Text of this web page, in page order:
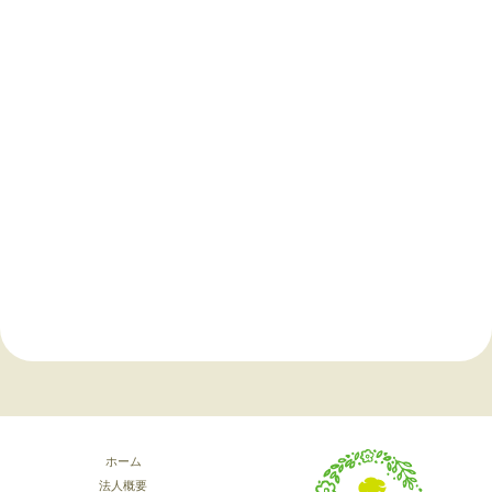
ホーム
法人概要